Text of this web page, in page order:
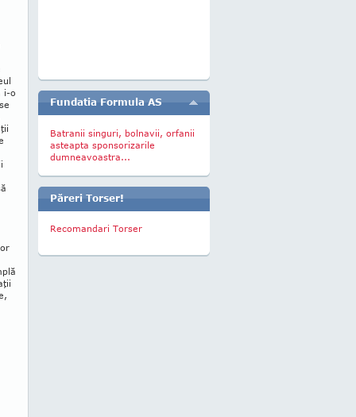
i-o
Fundatia Formula AS
Batranii singuri, bolnavii, orfanii
asteapta sponsorizarile
dumneavoastra...
Păreri Torser!
Recomandari Torser